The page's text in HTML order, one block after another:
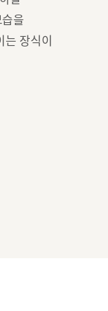
을
는 장식이